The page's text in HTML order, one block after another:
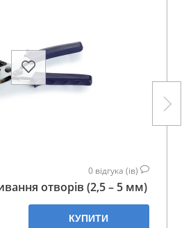
0 відгука (ів)
отворів (2,5 – 5 мм)
КУПИТИ